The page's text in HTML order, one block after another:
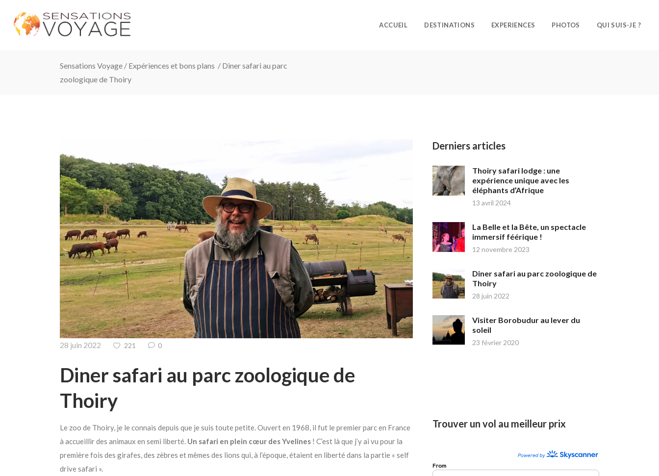
ACCUEIL DESTINATIONS EXPERIENCES PHOTOS QUI SUIS-JE ?
Sensations Voyage / Expériences et bons plans / Diner safari au parc
zoologique de Thoiry
28 juin 2022 221 0
Diner safari au parc zoologique de
Thoiry
Le zoo de Thoiry, je le connais depuis que je suis toute petite. Ouvert en 1968, il fut le premier parc en France
à accueillir des animaux en semi liberté. Un safari en plein cœur des Yvelines ! C’est là que j’y ai vu pour la
première fois des girafes, des zèbres et mêmes des lions qui, à l’époque, étaient en liberté dans la partie « self
drive safari ».
Derniers articles
Thoiry safari lodge : une
expérience unique avec les
éléphants d’Afrique
13 avril 2024
La Belle et la Bête, un spectacle
immersif féérique !
12 novembre 2023
Diner safari au parc zoologique de
Thoiry
28 juin 2022
Visiter Borobudur au lever du
soleil
23 février 2020
Trouver un vol au meilleur prix